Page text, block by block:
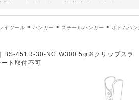
製ハンガーNシリーズ価格改定のお知らせ
イツール > ハンガー > スチールハンガー > ボトムハ
BS-451R-30-NC W300 5φ※クリップスラ
ト取付不可